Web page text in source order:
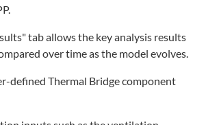
tab allows the key analysis results
over time as the model evolves.
defined Thermal Bridge component